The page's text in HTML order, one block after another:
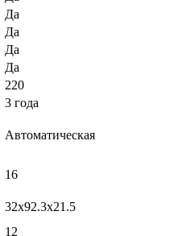
Да
Да
Да
Да
220
3 года
Автоматическая
16
32x92.3x21.5
12